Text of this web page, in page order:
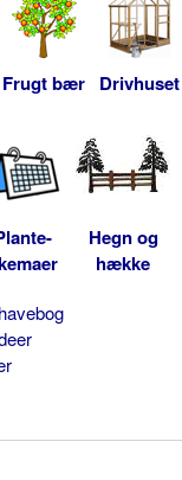
Frugt bær Drivhuset
Hegn og
hække